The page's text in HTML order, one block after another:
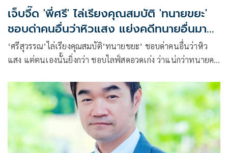
เจ็บจี๊ด 'พี่ศรี' ไล่เรียงคุณสมบัติ 'ทนายขยะ'
ชอบด่าคนอื่นว่าหิวแสง แย่งคดีทนายอื่นมาทำ
อ้างรู้จักตำรวจ ฯ
‘ศรีสุวรรณ’ไล่เรียงคุณสมบัติ’ทนายขยะ’ ชอบด่าคนอื่นว่าหิว
แสง แต่ตนเองนั้นยิ่งกว่า ชอบไลฟ์สดอวดเก่ง ว่าแน่กว่าทนายคน
ตำรวจ/คนใหญ่คนโตไปทั่ว